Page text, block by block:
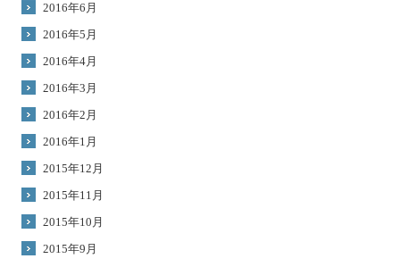
2016年6月
2016年5月
2016年4月
2016年3月
2016年2月
2016年1月
2015年12月
2015年11月
2015年10月
2015年9月